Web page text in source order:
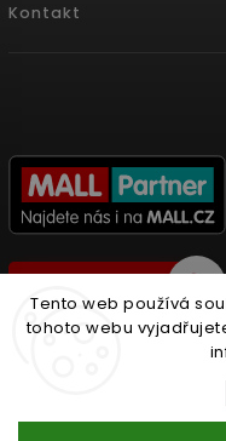
Tento web používá
tohoto webu
Kontakt